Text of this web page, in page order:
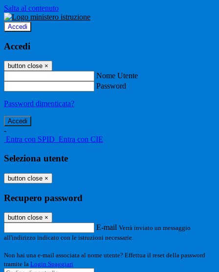
Salta al contenuto
Accedi
Accedi
button close ×
Nome Utente
Password
Password dimenticata?
-
Entra con SPID Entra con CIE
Seleziona utente
button close ×
Recupero password
button close ×
E-mail Verrà inviato un messaggio
all'indirizzo indicato con le istruzioni necessarie.
Non hai una e-mail associata al nome utente? Effettua il reset della password
tramite la Login Spaggiari